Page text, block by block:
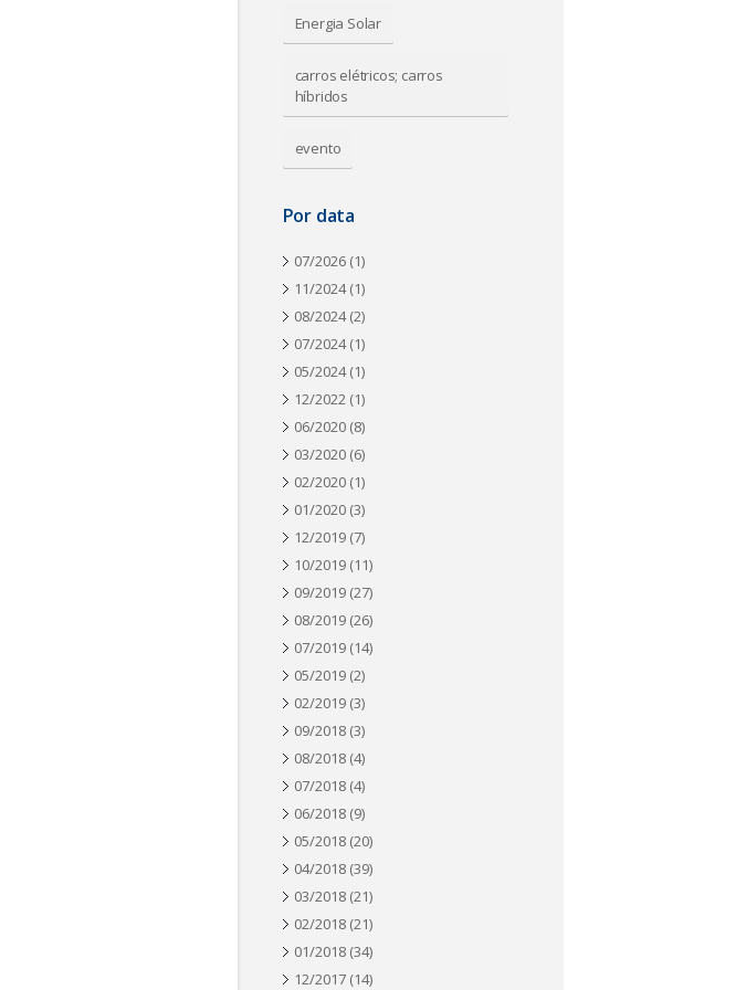
Energia Solar
carros elétricos; carros
híbridos
evento
Por data
07/2026(1)
11/2024(1)
08/2024(2)
07/2024(1)
05/2024(1)
12/2022(1)
06/2020(8)
03/2020(6)
02/2020(1)
01/2020(3)
12/2019(7)
10/2019(11)
09/2019(27)
08/2019(26)
07/2019(14)
05/2019(2)
02/2019(3)
09/2018(3)
08/2018(4)
07/2018(4)
06/2018(9)
05/2018(20)
04/2018(39)
03/2018(21)
02/2018(21)
01/2018(34)
12/2017(14)